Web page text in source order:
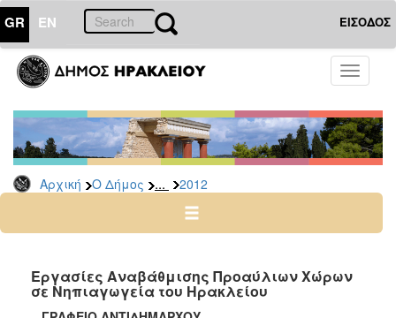
GR EN ΕΙΣΟΔΟΣ
Toggle
Αρχική Ο Δήμος ... 2012
ΔΗΜΟΣ
Δελτία
Τύπου
Αρχείο
2026
2024
2022
Εργασίες Αναβάθμισης Προαύλιων Χώρων
σε Νηπιαγωγεία του Ηρακλείου